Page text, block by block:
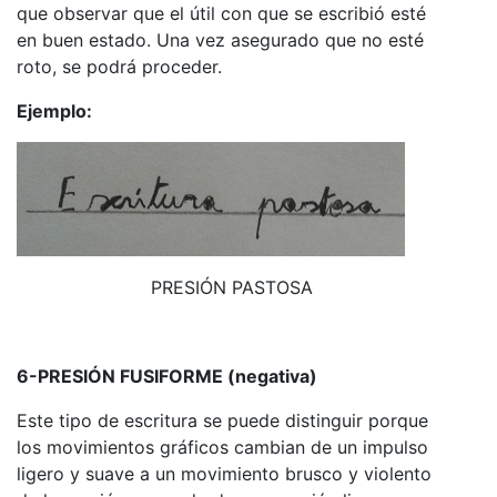
que observar que el útil con que se escribió esté
en buen estado. Una vez asegurado que no esté
roto, se podrá proceder.
Ejemplo:
PRESIÓN PASTOSA
6-PRESIÓN FUSIFORME (negativa)
Este tipo de escritura se puede distinguir porque
los movimientos gráficos cambian de un impulso
ligero y suave a un movimiento brusco y violento